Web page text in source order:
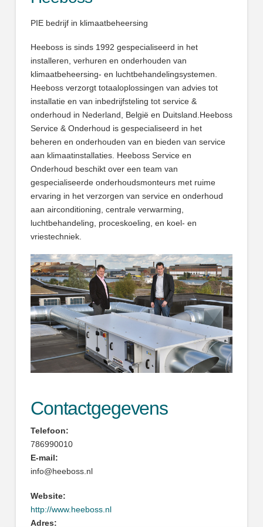
PIE bedrijf in klimaatbeheersing
Heeboss is sinds 1992 gespecialiseerd in het
installeren, verhuren en onderhouden van
klimaatbeheersing- en luchtbehandelingsystemen.
Heeboss verzorgt totaaloplossingen van advies tot
installatie en van inbedrijfsteling tot service &
onderhoud in Nederland, België en Duitsland.Heeboss
Service & Onderhoud is gespecialiseerd in het
beheren en onderhouden van en bieden van service
aan klimaatinstallaties. Heeboss Service en
Onderhoud beschikt over een team van
gespecialiseerde onderhoudsmonteurs met ruime
ervaring in het verzorgen van service en onderhoud
aan airconditioning, centrale verwarming,
luchtbehandeling, proceskoeling, en koel- en
vriestechniek.
Contactgegevens
Telefoon:
786990010
E-mail:
info@heeboss.nl
Website:
http://www.heeboss.nl
Adres: